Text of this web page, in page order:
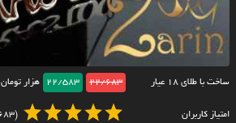
ساخت با طلای ۱۸ عیار 22/683
22/583 هزار تومان
امتیاز کاربران (683)